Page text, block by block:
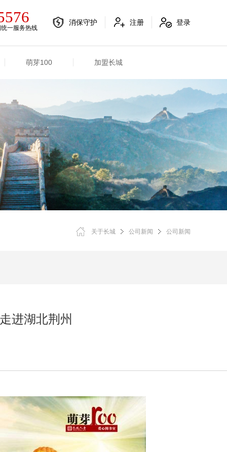
一服务热线
消保守护 注册 登录
电销渠道信息
产品信息
业务概况
分支机构
萌芽100 加盟长城
关于长城 公司新闻 公司新闻
进湖北荆州